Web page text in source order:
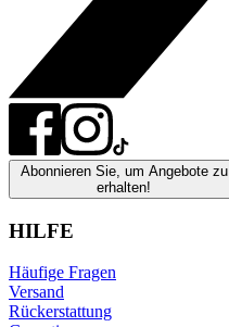
Abonnieren Sie, um Angebote zu
erhalten!
HILFE
Häufige Fragen
Versand
Rückerstattung